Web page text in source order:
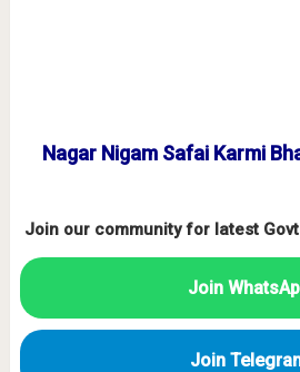
Nagar Nigam Safai Karmi
Join our community for latest
Join
Join